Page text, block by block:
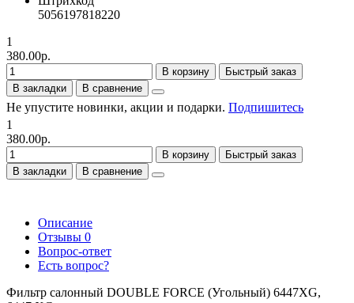
5056197818220
1
380.00р.
В корзину
Быстрый заказ
В закладки
В сравнение
Не упустите новинки, акции и подарки. Подпишитесь
1
380.00р.
В корзину
Быстрый заказ
В закладки
В сравнение
Описание
Отзывы 0
Вопрос-ответ
Есть вопрос?
Фильтр салонный DOUBLE FORCE (Угольный) 6447XG,